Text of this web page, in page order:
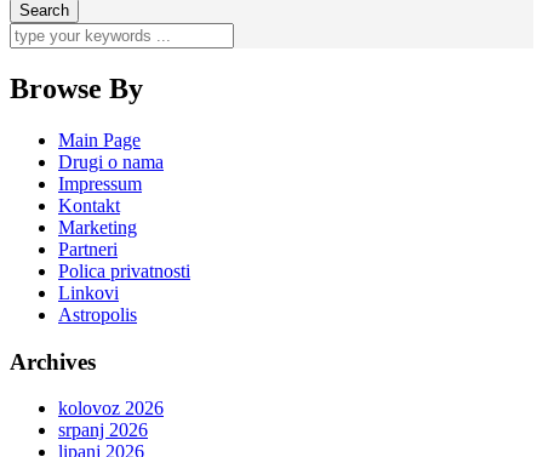
Browse By
Main Page
Drugi o nama
Impressum
Kontakt
Marketing
Partneri
Polica privatnosti
Linkovi
Astropolis
Archives
kolovoz 2026
srpanj 2026
lipanj 2026